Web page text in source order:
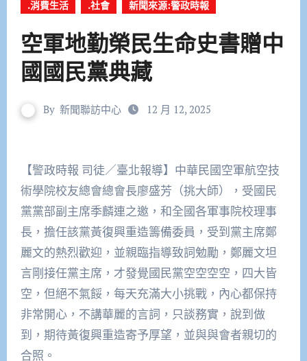
.消費生活 .社會 新聞來源:警政時報
空軍地勤榮民生命史書贈中
國國民黨典藏
By 新聞聯訪中心 12 月 12, 2025
【警政時報 司徒／臺北報導】中華民國空軍航空技
術學院校友總會總會長廖盛芳（挑大師），受國民
黨黨部副主席季麟連之邀，和全國各軍事院校理事
長，擔任該黨黃復興重造籌備委員，受到黨主席鄭
麗文的熱烈歡迎，並親臨指導致詞勉勵，鄭麗文坦
言剛接任黨主席，才發覺國民黨空空空空，四大皆
空，但絕不氣餒，每天充滿大小挑戰，內心都保持
非常開心，不講華麗的言詞，只談務實，說到做
到，期待黃復興重造寄予厚望，並與與會者親切的
合照。